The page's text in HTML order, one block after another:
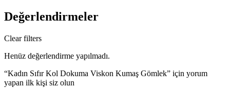
Değerlendirmeler
Clear filters
Henüz değerlendirme yapılmadı.
“Kadın Sıfır Kol Dokuma Viskon Kumaş Gömlek” için yorum
yapan ilk kişi siz olun